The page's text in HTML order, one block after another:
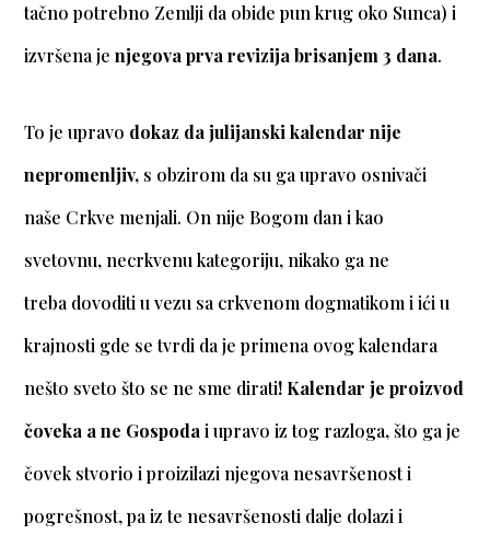
tačno potrebno Zemlji da obiđe pun krug oko Sunca) i
izvršena jenjegova prva revizija brisanjem 3 dana.
To je upravo dokaz da julijanski kalendar nije
nepromenljiv, s obzirom da su ga upravo osnivači
naše Crkve menjali. On nije Bogom dan i kao
svetovnu, necrkvenu kategoriju, nikako ga ne
treba dovoditi u vezu sa crkvenom dogmatikom i ići u
krajnosti gde se tvrdi da je primena ovog kalendara
nešto sveto što se ne sme dirati! Kalendar je proizvod
čoveka a ne Gospodai upravo iz tog razloga,što ga je
čovek stvorio i proizilazi njegova nesavršenost i
pogrešnost, pa iz te nesavršenosti dalje dolazi i